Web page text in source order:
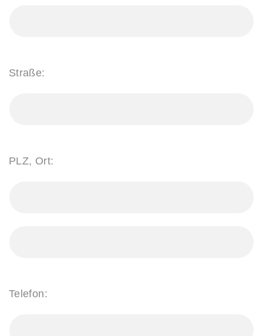
Straße:
PLZ, Ort:
Telefon: